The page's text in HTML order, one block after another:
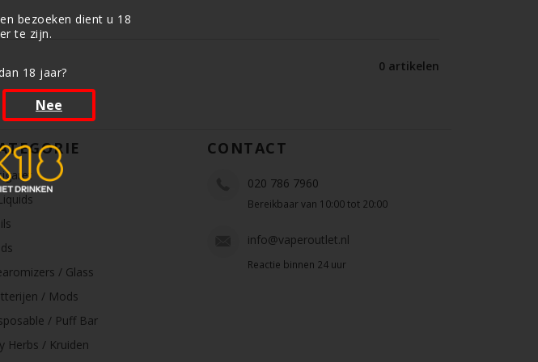
bezoeken dient u 18
te zijn.
18 jaar?
Nee
0 artikelen
/ Glass
/ Mods
/ Puff Bar
Herbs / Kruiden
CONTACT
020 786 7960
Bereikbaar van 10:00 tot 20:00
info@vaperoutlet.nl
Reactie binnen 24 uur